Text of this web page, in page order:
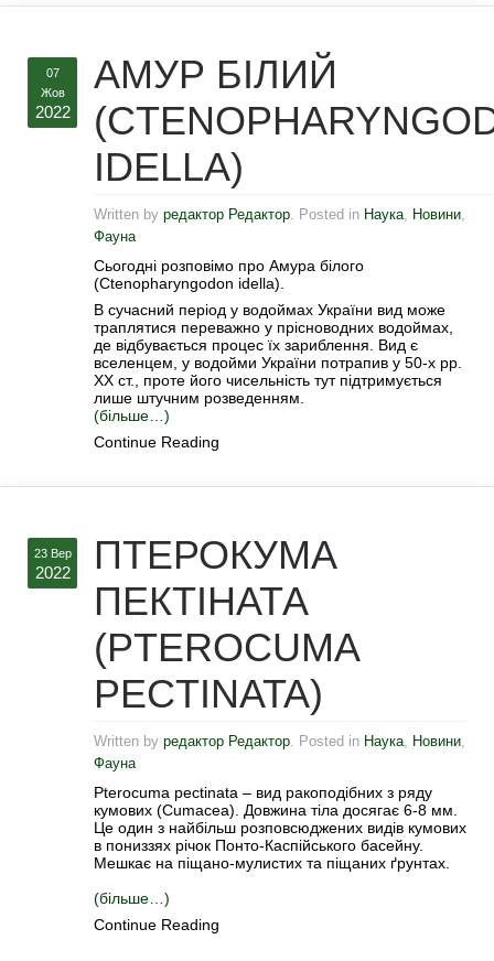
07
Жов
2022
АМУР БІЛИЙ
IDELLA)
Written by редактор Редактор . Posted in Наука Новини
Фауна
Сьогодні розповімо про Амура білого
(Ctenopharyngodon idella).
В сучасний період у водоймах України вид може
траплятися переважно у прісноводних водоймах,
де відбувається процес їх зариблення. Вид є
вселенцем, у водойми України потрапив у 50-х рр.
ХХ ст., проте його чисельність тут підтримується
лише штучним розведенням.
(більше…)
Continue Reading
23 Вер
2022
ПТЕРОКУМА
ПЕКТІНАТА
(PTEROCUMA
PECTINATA)
Written by редактор Редактор . Posted in Наука Новини
Фауна
Pterocuma pectinata – вид ракоподібних з ряду
кумових (Cumacea). Довжина тіла досягає 6-8 мм.
Це один з найбільш розповсюджених видів кумових
в пониззях річок Понто-Каспійського басейну.
Мешкає на піщано-мулистих та піщаних ґрунтах.
(більше…)
Continue Reading